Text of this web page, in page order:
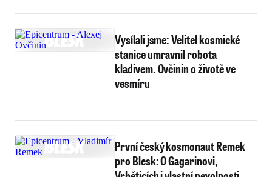
Vysílali jsme: Velitel kosmické
stanice umravnil robota
kladivem. Ovčinin o životě ve
vesmíru
První český kosmonaut Remek
pro Blesk: O Gagarinovi,